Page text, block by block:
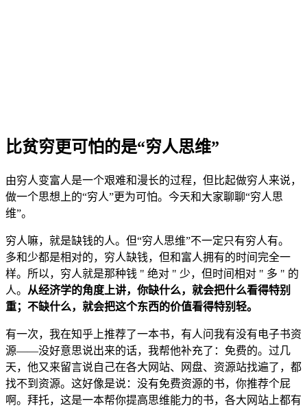
比贫穷更可怕的是“穷人思维”
由穷人变富人是一个艰难和漫长的过程，但比起做穷人来说，
做一个思想上的“穷人”更为可怕。今天和大家聊聊“穷人思
维”。
穷人嘛，就是缺钱的人。但“穷人思维”不一定只有穷人有。
多和少都是相对的，穷人缺钱，但和富人拥有的时间完全一
样。所以，穷人就是那种钱 " 绝对 " 少，但时间相对 " 多 " 的
人。 从经济学的角度上讲，你缺什么，就会把什么看得特别
重；不缺什么，就会把这个东西的价值看得特别轻。
有一次，我在知乎上推荐了一本书，有人问我有没有电子书资
源——没好意思说出来的话，我帮他补充了：免费的。过几
天，他又来留言说自己在各大网站、网盘、资源站找遍了，都
找不到资源。这好像是说：没有免费资源的书，你推荐个屁
啊。拜托，这是一本帮你提高思维能力的书，各大网站上都有